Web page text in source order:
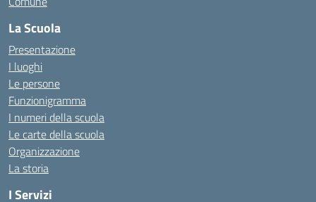
La Scuola
Presentazione
I luoghi
Le persone
Funzionigramma
I numeri della scuola
Le carte della scuola
Organizzazione
La storia
I Servizi